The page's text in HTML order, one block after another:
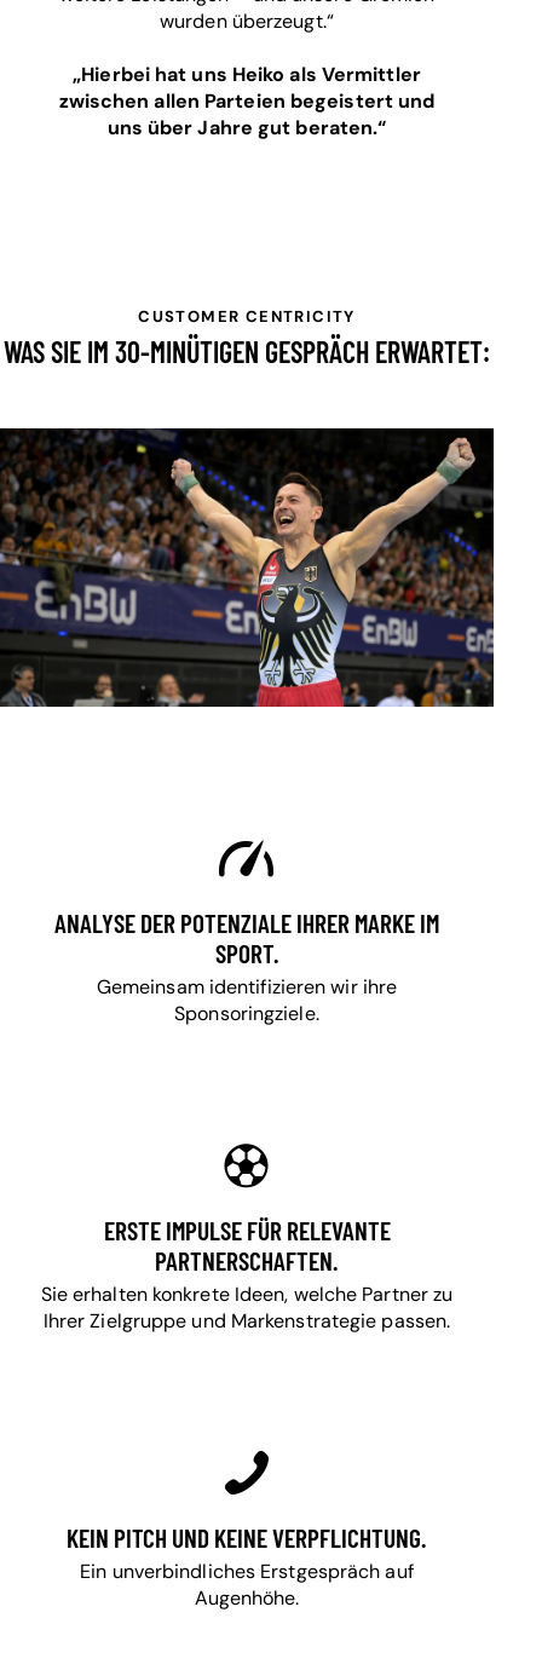
wurden überzeugt.“
„Hierbei hat uns Heiko als Vermittler
zwischen allen Parteien begeistert und
uns über Jahre gut beraten.“
CUSTOMER CENTRICITY
WAS SIE IM 30-MINÜTIGEN GESPRÄCH ERWARTET:
ANALYSE DER POTENZIALE IHRER MARKE IM
SPORT.
Gemeinsam identifizieren wir ihre
Sponsoringziele.
ERSTE IMPULSE FÜR RELEVANTE
PARTNERSCHAFTEN.
Sie erhalten konkrete Ideen, welche Partner zu
Ihrer Zielgruppe und Markenstrategie passen.
KEIN PITCH UND KEINE VERPFLICHTUNG.
Ein unverbindliches Erstgespräch auf
Augenhöhe.